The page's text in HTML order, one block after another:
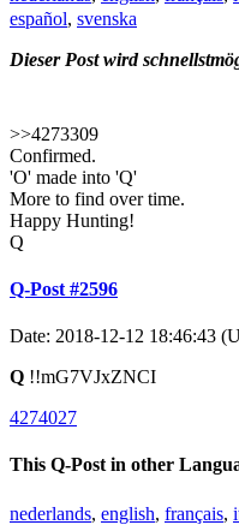
español, svenska
Dieser Post wird
>>4273309
Confirmed.
'O' made into 'Q'
More to find over time.
Happy Hunting!
Q
Q-Post #2596
Date: 2018-12-12 18:46:43
Q !!mG7VJxZNCI
4274027
This Q-Post in other
nederlands, english, français,